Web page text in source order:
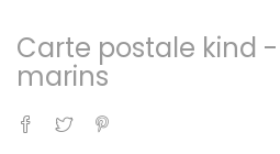
Carte postale kind
marins
Partager
Tweet